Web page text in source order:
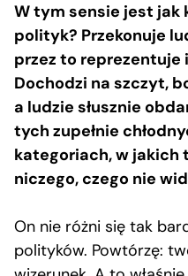
W tym sensie jest jak
polityk? Przekonuje
przez to
Dochodzi na szczyt,
a ludzie słusznie
tych zupełnie
kategoriach, w jakich
niczego, czego nie
On nie różni się tak
polityków. Powtórzę: